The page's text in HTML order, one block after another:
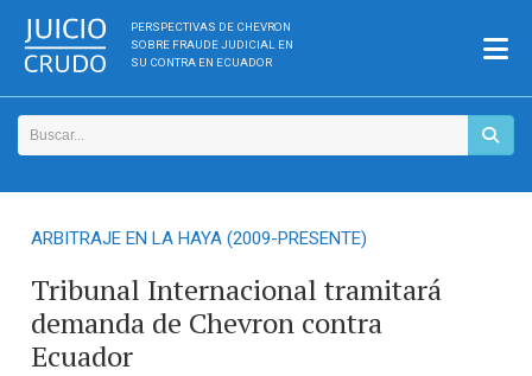
PERSPECTIVAS DE CHEVRON
SOBRE FRAUDE JUDICIAL EN
SU CONTRA EN ECUADOR
ARBITRAJE EN LA HAYA (2009-PRESENTE)
Tribunal Internacional tramitará
demanda de Chevron contra
Ecuador